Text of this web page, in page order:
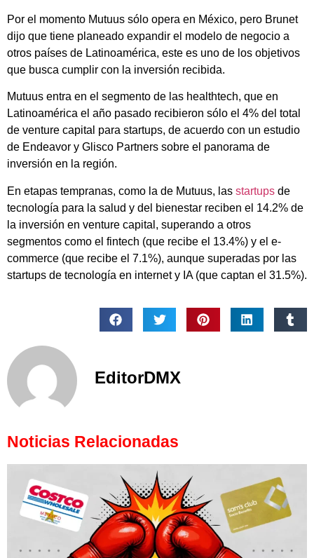
Por el momento Mutuus sólo opera en México, pero Brunet
dijo que tiene planeado expandir el modelo de negocio a
otros países de Latinoamérica, este es uno de los objetivos
que busca cumplir con la inversión recibida.
Mutuus entra en el segmento de las healthtech, que en
Latinoamérica el año pasado recibieron sólo el 4% del total
de venture capital para startups, de acuerdo con un estudio
de Endeavor y Glisco Partners sobre el panorama de
inversión en la región.
En etapas tempranas, como la de Mutuus, las startups de
tecnología para la salud y del bienestar reciben el 14.2% de
la inversión en venture capital, superando a otros
segmentos como el fintech (que recibe el 13.4%) y el e-
commerce (que recibe el 7.1%), aunque superadas por las
startups de tecnología en internet y IA (que captan el 31.5%).
EditorDMX
Noticias Relacionadas